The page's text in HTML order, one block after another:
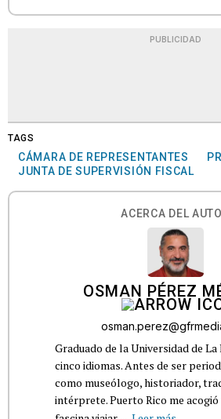
PUBLICIDAD
TAGS
CÁMARA DE REPRESENTANTES
JUNTA DE SUPERVISIÓN FISCAL
ACERCA DEL
OSMAN PÉREZ
Graduado de la Universidad de La
cinco idiomas. Antes de ser
como museólogo, historiador,
intérprete. Puerto Rico me acogió